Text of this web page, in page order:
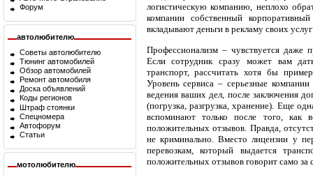
Форум
автолюбителю
Советы автолюбителю
Тюнинг автомобилей
Обзор автомобилей
Ремонт автомобиля
Доска объявлений
Коды регионов
Штраф стоянки
Спецномера
Автофорум
Статьи
мотолюбителю
логистическую компанию, неплохо
компании собственный
вкладывают деньги в рекламу своих
Профессионализм – чувствуется
Если сотрудник сразу может вам
транспорт, рассчитать хотя бы
Уровень сервиса – серьезные
ведения ваших дел, после заключения
(погрузка, разгрузка, хранение). Еще
вспоминают только после того, как
положительных отзывов. Правда,
не криминально. Вместо лицензии у
перевозкам, который выдается
положительных отзывов говорит само за